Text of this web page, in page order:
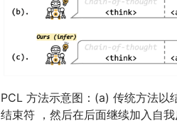
PCL 方法示意图：(a) 传统方法以
结束符 ，然后在后面继续加入自